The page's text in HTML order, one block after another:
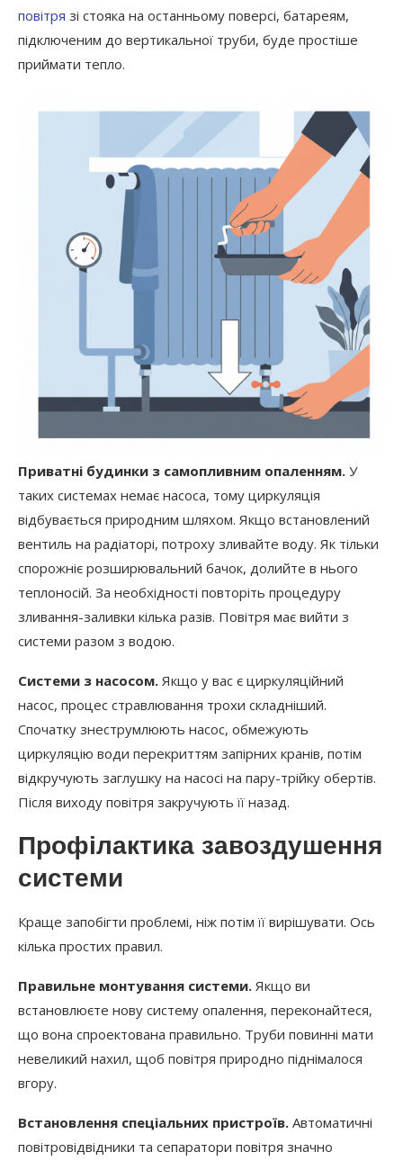
повітря зі стояка на останньому поверсі, батареям,
підключеним до вертикальної труби, буде простіше
приймати тепло.
Приватні будинки з самопливним опаленням. У
таких системах немає насоса, тому циркуляція
відбувається природним шляхом. Якщо встановлений
вентиль на радіаторі, потроху зливайте воду. Як тільки
спорожніє розширювальний бачок, долийте в нього
теплоносій. За необхідності повторіть процедуру
зливання-заливки кілька разів. Повітря має вийти з
системи разом з водою.
Системи з насосом. Якщо у вас є циркуляційний
насос, процес стравлювання трохи складніший.
Спочатку знеструмлюють насос, обмежують
циркуляцію води перекриттям запірних кранів, потім
відкручують заглушку на насосі на пару-трійку обертів.
Після виходу повітря закручують її назад.
Профілактика завоздушення
системи
Краще запобігти проблемі, ніж потім її вирішувати. Ось
кілька простих правил.
Правильне монтування системи. Якщо ви
встановлюєте нову систему опалення, переконайтеся,
що вона спроектована правильно. Труби повинні мати
невеликий нахил, щоб повітря природно піднімалося
вгору.
Встановлення спеціальних пристроїв. Автоматичні
повітровідвідники та сепаратори повітря значно